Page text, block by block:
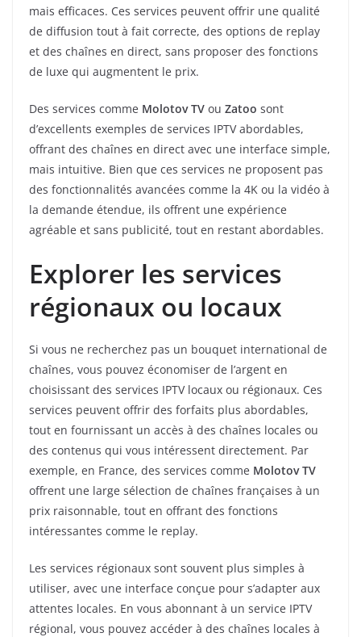
mais efficaces. Ces services peuvent offrir une qualité
de diffusion tout à fait correcte, des options de replay
et des chaînes en direct, sans proposer des fonctions
de luxe qui augmentent le prix.
Des services comme Molotov TV ou Zatoo sont
d’excellents exemples de services IPTV abordables,
offrant des chaînes en direct avec une interface simple,
mais intuitive. Bien que ces services ne proposent pas
des fonctionnalités avancées comme la 4K ou la vidéo à
la demande étendue, ils offrent une expérience
agréable et sans publicité, tout en restant abordables.
Explorer les services
régionaux ou locaux
Si vous ne recherchez pas un bouquet international de
chaînes, vous pouvez économiser de l’argent en
choisissant des services IPTV locaux ou régionaux. Ces
services peuvent offrir des forfaits plus abordables,
tout en fournissant un accès à des chaînes locales ou
des contenus qui vous intéressent directement. Par
exemple, en France, des services comme Molotov TV
offrent une large sélection de chaînes françaises à un
prix raisonnable, tout en offrant des fonctions
intéressantes comme le replay.
Les services régionaux sont souvent plus simples à
utiliser, avec une interface conçue pour s’adapter aux
attentes locales. En vous abonnant à un service IPTV
régional, vous pouvez accéder à des chaînes locales à